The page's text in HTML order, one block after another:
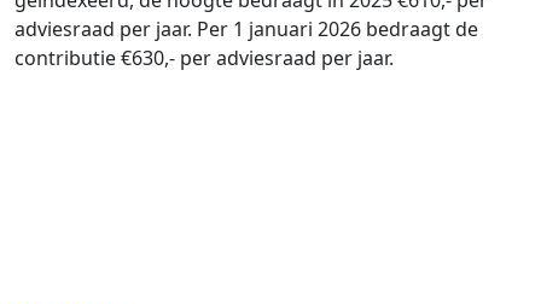
adviesraad per jaar. Per 1 januari 2026 bedraagt de
contributie €630,- per adviesraad per jaar.